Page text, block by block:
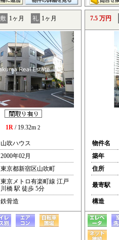
敷 1ヶ月 礼 1ヶ月
1R / 19.32m 2
山吹ハウス
2000年02月
東京都新宿区山吹町
東京メトロ有楽町線 江戸
川橋 駅 徒歩 5分
鉄骨造
7.5 万円
物件名
築年
住所
最寄駅
構造